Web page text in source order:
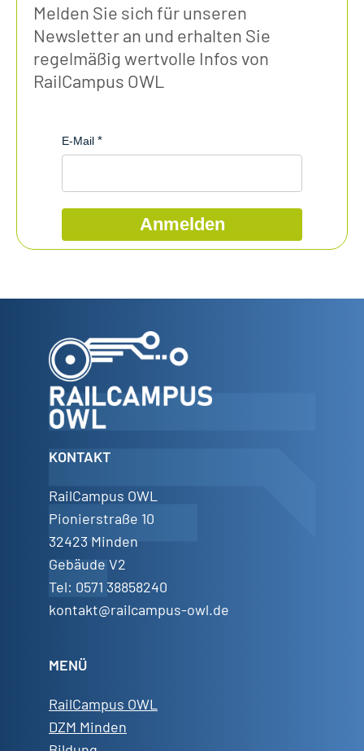
Melden Sie sich für unseren
Newsletter an und erhalten Sie
regelmäßig wertvolle Infos von
RailCampus OWL
E-Mail
Anmelden
KONTAKT
RailCampus OWL
Pionierstraße 10
32423 Minden
Gebäude V2
Tel: 0571 38858240
kontakt@railcampus-owl.de
MENÜ
RailCampus OWL
DZM Minden